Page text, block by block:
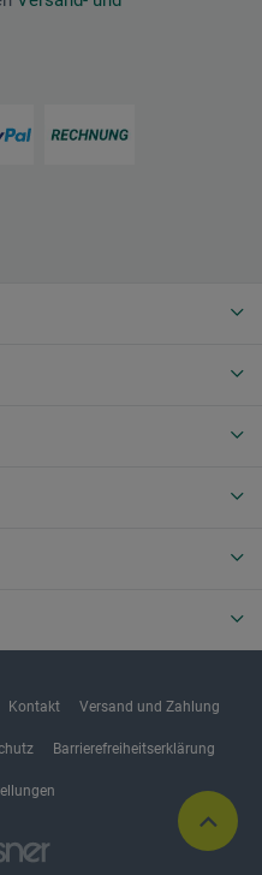
Kontakt Versand und Zahlung
Barrierefreiheitserklärung